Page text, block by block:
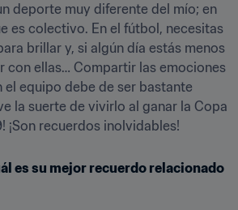
deporte muy diferente del mío; en
es colectivo. En el fútbol, necesitas
brillar y, si algún día estás menos
con ellas… Compartir las emociones
equipo debe de ser bastante
la suerte de vivirlo al ganar la Copa
¡Son recuerdos inolvidables!
es su mejor recuerdo relacionado